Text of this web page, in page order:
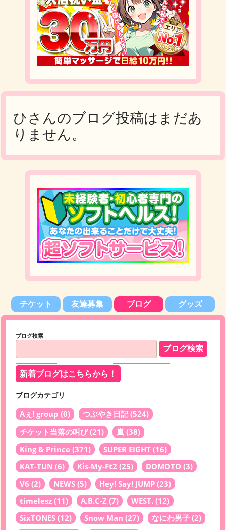
ひさんのブログ投稿はまだあ
りません。
チケット 友達募集 ブログ グッズ
ブログ検索
新着ブログはこちらから！
ブログカテゴリ
Aぇ! group (0) つぶやき日記(524)
チケット当落の叫び(21) 嵐 (38)
King & Prince (371) SUPER EIGHT (16)
KAT-TUN (6) Kis-My-Ft2 (25) DOMOTO (3)
V6 (2) NEWS (5) Hey! Say! JUMP (23)
timelesz (11) A.B.C-Z (7) WEST. (12)
SixTONES (12) Snow Man (27) なにわ男子 (2)